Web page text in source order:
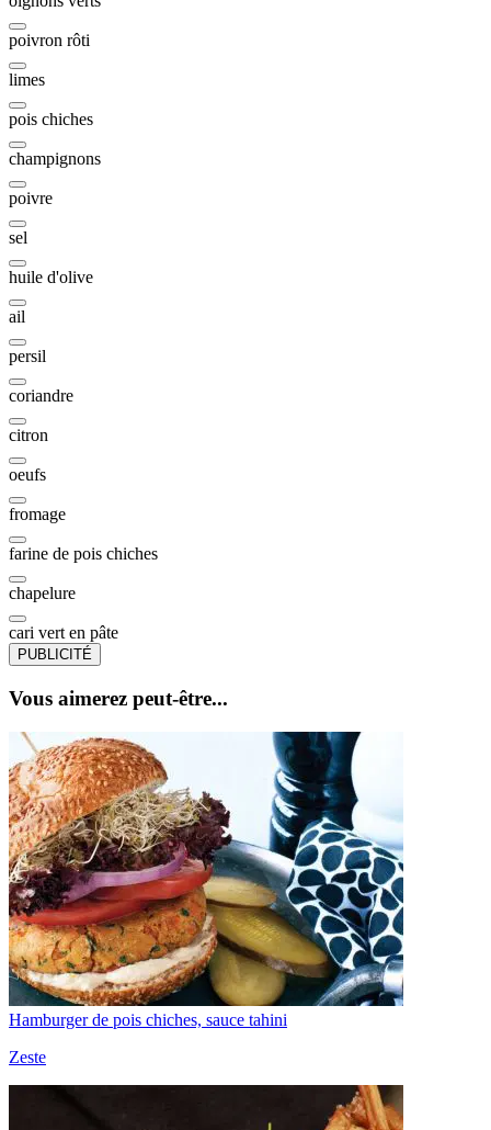
poivron rôti
limes
pois chiches
champignons
poivre
sel
huile d'olive
ail
persil
coriandre
citron
oeufs
fromage
farine de pois chiches
chapelure
cari vert en pâte
PUBLICITÉ
Vous aimerez peut-être...
Hamburger de pois chiches, sauce tahini
Zeste